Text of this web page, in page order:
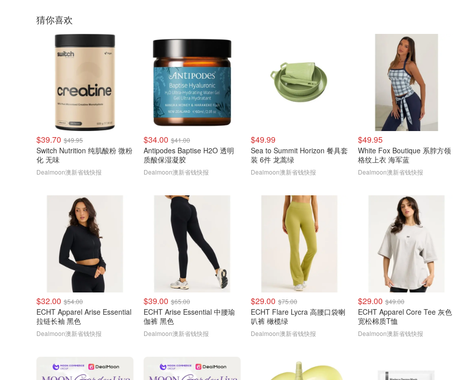
猜你喜欢
$39.70 $49.95
Switch Nutrition 纯肌酸粉 微粉
化 无味
Dealmoon澳新省钱快报
$34.00 $41.00
Antipodes Baptise H2O 透明
质酸保湿凝胶
Dealmoon澳新省钱快报
$49.99
Sea to Summit Horizon 餐具套
装 6件 龙蒿绿
Dealmoon澳新省钱快报
$49.95
White Fox Boutique 系脖方领
格纹上衣 海军蓝
Dealmoon澳新省钱快报
$32.00 $54.00
ECHT Apparel Arise Essential
拉链长袖 黑色
Dealmoon澳新省钱快报
$39.00 $65.00
ECHT Arise Essential 中腰瑜
伽裤 黑色
Dealmoon澳新省钱快报
$29.00 $75.00
ECHT Flare Lycra 高腰口袋喇
叭裤 橄榄绿
Dealmoon澳新省钱快报
$29.00 $49.00
ECHT Apparel Core Tee 灰色
宽松棉质T恤
Dealmoon澳新省钱快报